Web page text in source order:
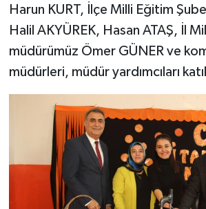
Harun KURT, İlçe Milli Eğitim
Halil AKYÜREK, Hasan ATAŞ, İl
müdürümüz Ömer GÜNER ve
müdürleri, müdür yardımcıları
SEÇİM 2011
BİLİMNET
Yemek
SİVİL TOPLUM
SEÇİM 2014